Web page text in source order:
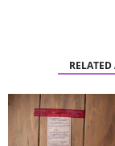
RELATED